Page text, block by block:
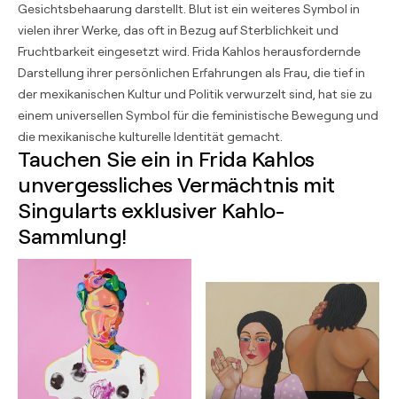
Gesichtsbehaarung darstellt. Blut ist ein weiteres Symbol in
vielen ihrer Werke, das oft in Bezug auf Sterblichkeit und
Fruchtbarkeit eingesetzt wird. Frida Kahlos herausfordernde
Darstellung ihrer persönlichen Erfahrungen als Frau, die tief in
der mexikanischen Kultur und Politik verwurzelt sind, hat sie zu
einem universellen Symbol für die feministische Bewegung und
die mexikanische kulturelle Identität gemacht.
Tauchen Sie ein in Frida Kahlos
unvergessliches Vermächtnis mit
Singularts exklusiver Kahlo-
Sammlung!